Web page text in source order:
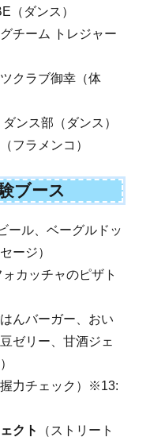
（ダンス）
チーム トレジャー
クラブ御幸（体
ンス部（ダンス）
フラメンコ）
ブース
ール、ベーグルドッ
ージ）
ォカッチャのピザト
はんバーガー、おい
ゼリー、甘酒ジェ
握力チェック）※13:
クト
（ストリート